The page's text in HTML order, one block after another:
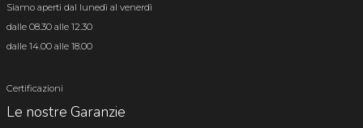
Siamo aperti dal lunedì al venerdì
dalle 08.30 alle 12.30
dalle 14.00 alle 18.00
Certificazioni
Le nostre Garanzie